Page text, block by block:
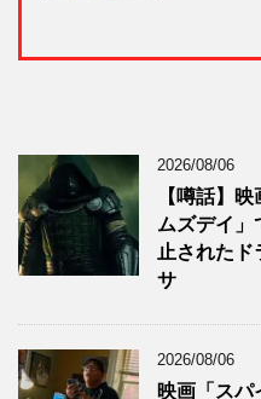
2026/08/06
【噂話】
ムズデイ」
止された
サ
2026/08/06
映画「スパ